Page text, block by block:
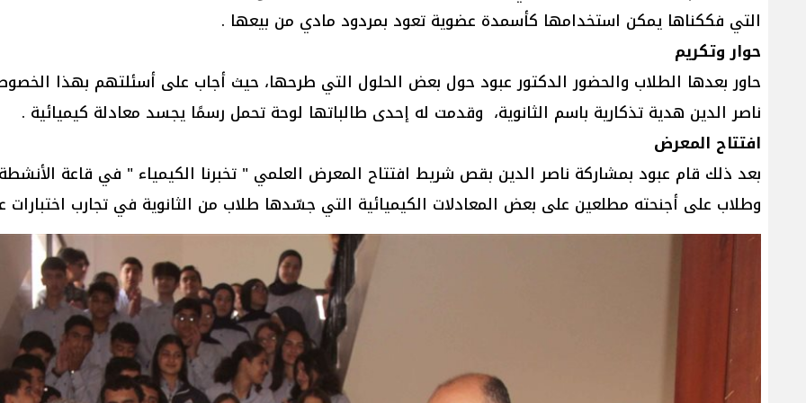
التي فككناها يمكن استخدامها كأسمدة عضوية تعود بمردود مادي من بيعها .
حوار وتكريم
حاور بعدها الطلاب والحضور الدكتور عبود حول بعض الحلول التي طرحها، حيث أجاب على أسئلتهم بهذا
ناصر الدين هدية تذكارية باسم الثانوية، وقدمت له إحدى طالباتها لوحة تحمل رسمًا يجسد معادلة كيميائية .
افتتاح المعرض
بعد ذلك قام عبود بمشاركة ناصر الدين بقص شريط افتتاح المعرض العلمي " تخبرنا الكيمياء " في قاعة
وطلاب على أجنحته مطلعين على بعض المعادلات الكيميائية التي جسّدها طلاب من الثانوية في تجارب